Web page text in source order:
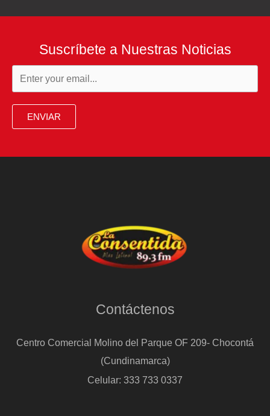
Suscríbete a Nuestras Noticias
ENVIAR
Contáctenos
Centro Comercial Molino del Parque OF 209- Chocontá
(Cundinamarca)
Celular: 333 733 0337